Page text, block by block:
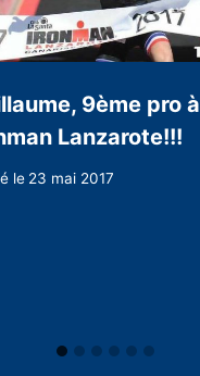
9ème pro à
Lanzarote!!!
le 23 mai 2017